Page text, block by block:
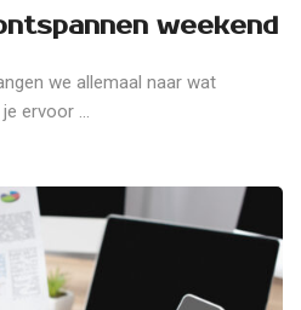
weekend
we allemaal naar wat
ervoor ...